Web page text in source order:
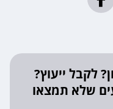
לקבל ייעוץ?
שלא תמצאו